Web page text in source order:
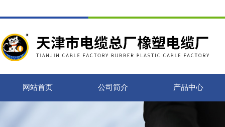
网站首页 公司简介 产品中心